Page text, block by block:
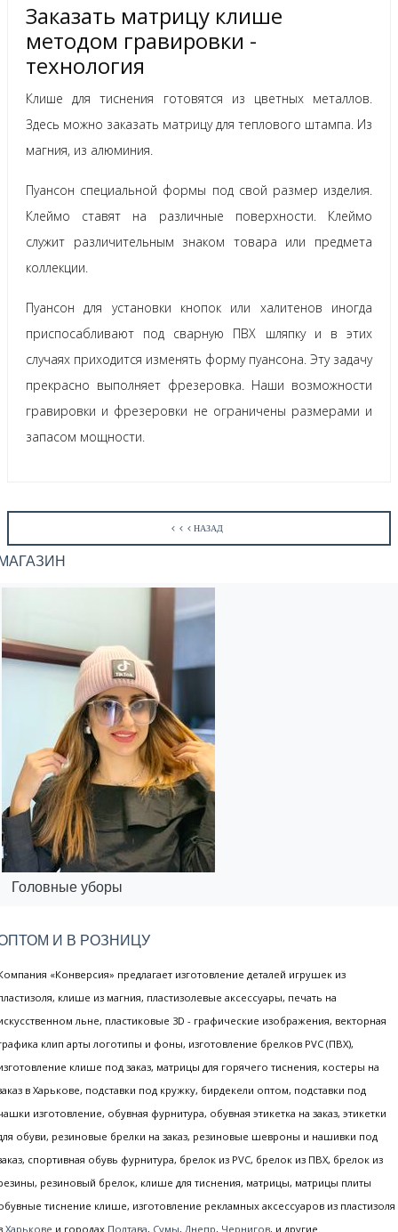
Заказать матрицу клише
методом гравировки -
технология
Клише для тиснения готовятся из цветных металлов.
Здесь можно заказать матрицу для теплового штампа. Из
магния, из алюминия.
Пуансон специальной формы под свой размер изделия.
Клеймо ставят на различные поверхности. Клеймо
служит различительным знаком товара или предмета
коллекции.
Пуансон для установки кнопок или халитенов иногда
приспосабливают под сварную ПВХ шляпку и в этих
случаях приходится изменять форму пуансона. Эту задачу
прекрасно выполняет фрезеровка. Наши возможности
гравировки и фрезеровки не ограничены размерами и
запасом мощности.
НАЗАД
Головные уборы
И В РОЗНИЦУ
«Конверсия» предлагает изготовление деталей игрушек из
клише из магния, пластизолевые аксессуары, печать на
льне, пластиковые 3D - графические изображения, векторная
клип арты логотипы и фоны, изготовление брелков PVC (ПВХ),
клише под заказ, матрицы для горячего тиснения, костеры на
в Харькове, подставки под кружку, бирдекели оптом, подставки под
изготовление, обувная фурнитура, обувная этикетка на заказ, этикетки
обуви, резиновые брелки на заказ, резиновые шевроны и нашивки под
спортивная обувь фурнитура, брелок из PVC, брелок из ПВХ, брелок из
резиновый брелок, клише для тиснения, матрицы, матрицы плиты
тиснение клише, изготовление рекламных аксессуаров из пластизоля
Харькове и городах Полтава, Сумы, Днепр, Чернигов, и другие.